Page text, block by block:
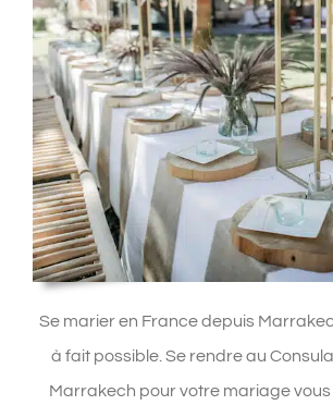
Se marier en France depuis
à fait possible. Se rendre au
Marrakech pour votre mariage